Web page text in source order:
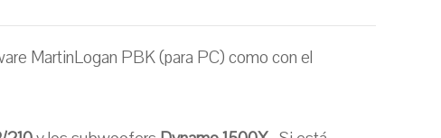
MartinLogan PBK (para PC) como con el